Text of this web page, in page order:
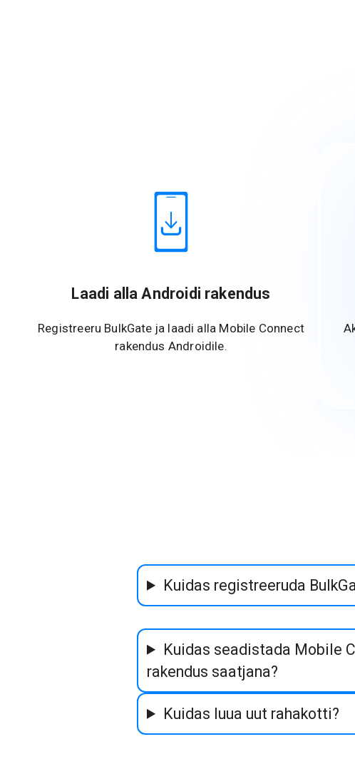
Laadi alla Androidi rakendus
Registreeru BulkGate ja laadi alla Mobile Connect
rakendus Androidile.
Kuidas registreeruda
Kuidas seadistada Mobile
rakendus saatjana?
Kuidas luua uut rahakotti?